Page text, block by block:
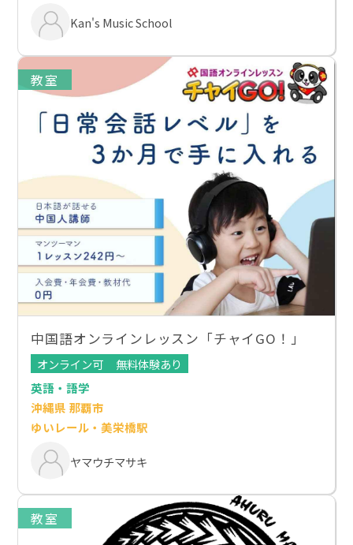
Kan's Music School
教室
中国語オンラインレッスン「チャイGO！」
オンライン可
無料体験あり
英語・語学
沖縄県 那覇市
ゆいレール・美栄橋駅
ヤマウチマサキ
教室